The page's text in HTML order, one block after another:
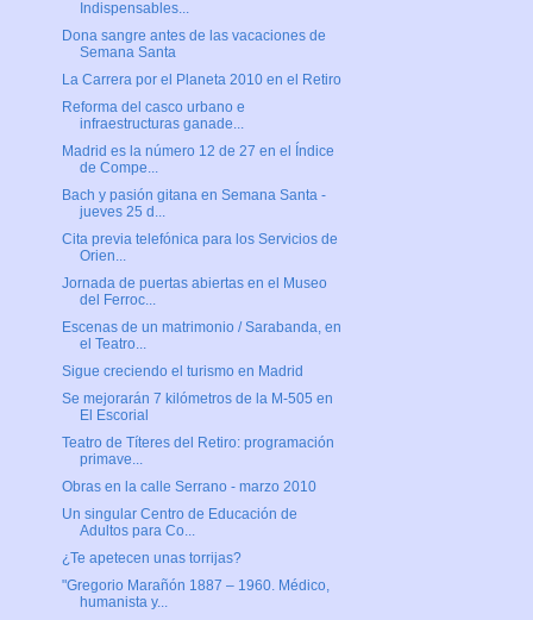
Indispensables...
Dona sangre antes de las vacaciones de
Semana Santa
La Carrera por el Planeta 2010 en el Retiro
Reforma del casco urbano e
infraestructuras ganade...
Madrid es la número 12 de 27 en el Índice
de Compe...
Bach y pasión gitana en Semana Santa -
jueves 25 d...
Cita previa telefónica para los Servicios de
Orien...
Jornada de puertas abiertas en el Museo
del Ferroc...
Escenas de un matrimonio / Sarabanda, en
el Teatro...
Sigue creciendo el turismo en Madrid
Se mejorarán 7 kilómetros de la M-505 en
El Escorial
Teatro de Títeres del Retiro: programación
primave...
Obras en la calle Serrano - marzo 2010
Un singular Centro de Educación de
Adultos para Co...
¿Te apetecen unas torrijas?
"Gregorio Marañón 1887 – 1960. Médico,
humanista y...